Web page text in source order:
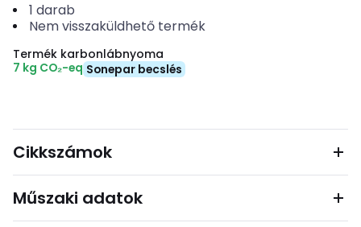
1 darab
Nem visszaküldhető termék
Termék karbonlábnyoma
7 kg CO₂-eq Sonepar becslés
Cikkszámok
Műszaki adatok